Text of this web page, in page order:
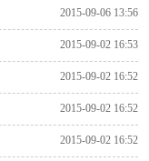
2015-09-06 13:56
2015-09-02 16:53
2015-09-02 16:52
2015-09-02 16:52
2015-09-02 16:52